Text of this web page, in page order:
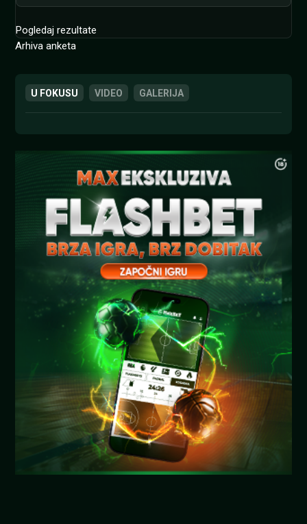
Pogledaj rezultate
Arhiva anketa
U FOKUSU VIDEO GALERIJA